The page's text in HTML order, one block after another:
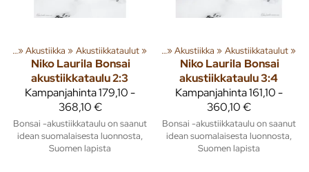
‪»Akustiikka ‪» Akustiikkataulut‪»
Niko Laurila Bonsai
akustiikkataulu 2:3
Kampanjahinta179,10 -
368,10 €
Bonsai -akustiikkataulu on saanut
idean suomalaisesta luonnosta,
Suomen lapista
Tuoteryhmiä ja tuotteita‪»Sisusta‪»Akustiikka ‪» Akustiikkataulut‪»
Niko Laurila Bonsai
akustiikkataulu 3:4
Kampanjahinta161,10 -
360,10 €
Bonsai -akustiikkataulu on saanut
idean suomalaisesta luonnosta,
Suomen lapista